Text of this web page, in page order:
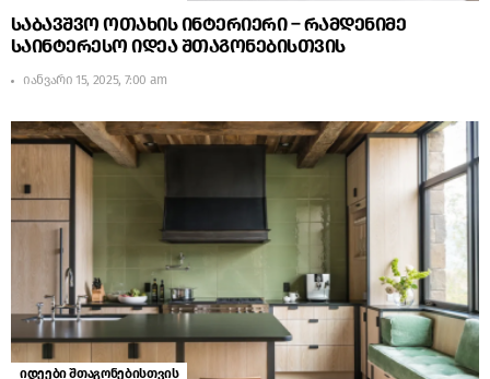
საბავშვო ოთახის ინტერიერი – რამდენიმე
საინტერესო იდეა შთაგონებისთვის
იანვარი 15, 2025, 7:00 am
იდეები შთაგონებისთვის